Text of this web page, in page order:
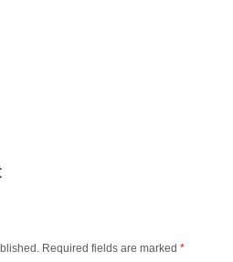
Required fields are marked*